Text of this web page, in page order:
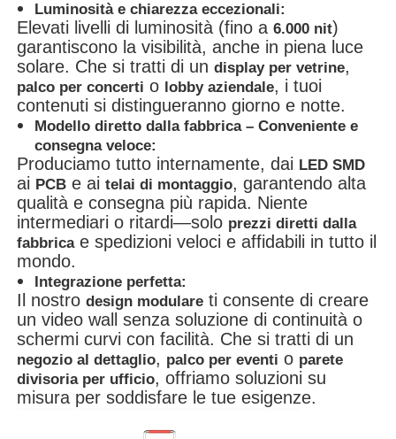
Luminosità e chiarezza eccezionali:
Elevati livelli di luminosità (fino a6.000 nit)
garantiscono la visibilità, anche in piena luce
solare. Che si tratti di undisplay per vetrine,
palco per concerti o lobby aziendale, i tuoi
contenuti si distingueranno giorno e notte.
Modello diretto dalla fabbrica – Conveniente e
consegna veloce:
Produciamo tutto internamente, dai LED SMD
ai PCB e aitelai di montaggio, garantendo alta
qualità e consegna più rapida. Niente
intermediari o ritardi—solo prezzi diretti dalla
fabbricae spedizioni veloci e affidabili in tutto il
mondo.
Integrazione perfetta:
Il nostrodesign modulare ti consente di creare
un video wall senza soluzione di continuità o
schermi curvi con facilità. Che si tratti di un
negozio al dettaglio, palco per eventi o parete
divisoria per ufficio, offriamo soluzioni su
misura per soddisfare le tue esigenze.